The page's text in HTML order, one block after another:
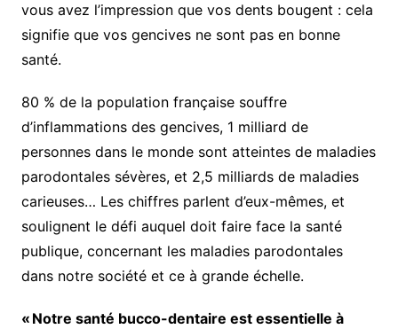
vous avez l’impression que vos dents bougent : cela
signifie que vos gencives ne sont pas en bonne
santé.
80 % de la population française souffre
d’inflammations des gencives, 1 milliard de
personnes dans le monde sont atteintes de maladies
parodontales sévères, et 2,5 milliards de maladies
carieuses… Les chiffres parlent d’eux-mêmes, et
soulignent le défi auquel doit faire face la santé
publique, concernant les maladies parodontales
dans notre société et ce à grande échelle.
« Notre santé bucco-dentaire est essentielle à